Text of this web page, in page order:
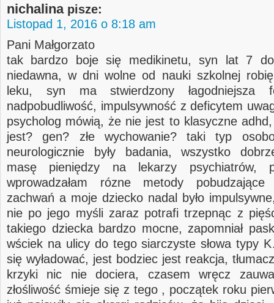
nichalina pisze:
Listopad 1, 2016 o 8:18 am
Pani Małgorzato
tak bardzo boje się medikinetu, syn lat 7
niedawna, w dni wolne od nauki szkolnej
leku, syn ma stwierdzony łagodniejsza
nadpobudliwość, impulsywność z deficytem
psycholog mówią, że nie jest to klasyczne
jest? gen? złe wychowanie? taki typ
neurologicznie były badania, wszystko
masę pieniędzy na lekarzy psychiatrów,
wprowadzałam rózne metody
zachwań a moje dziecko nadal było
nie po jego myśli zaraz potrafi trzepnąc z
takiego dziecka bardzo mocne, zapomniał
wściek na ulicy do tego siarczyste słowa typy
się wyładować, jest bodziec jest reakcja,
krzyki nic nie dociera, czasem wręcz
złośliwość śmieje się z tego , początek roku